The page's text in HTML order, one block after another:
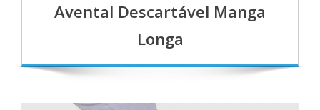
Avental Descartável Manga
Longa